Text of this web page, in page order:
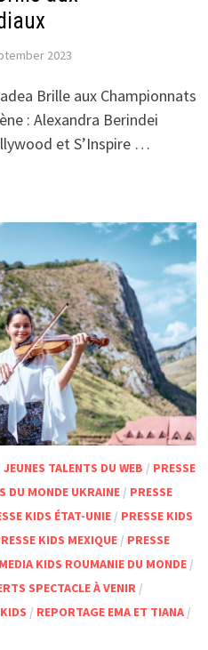
2023
Brille aux Championnats
: Alexandra Berindei
et S’Inspire …
JEUNES TALENTS DU WEB / PRESSE
DU MONDE UKRAINE/ PRESSE
KIDS ÉTAT-UNIE/ PRESSE KIDS
KIDS MEXIQUE/ PRESSE
KIDS ROUMANIE DU MONDE/
SPECTACLE À VENIR/
/ REPORTAGE EMA ET TIANA/